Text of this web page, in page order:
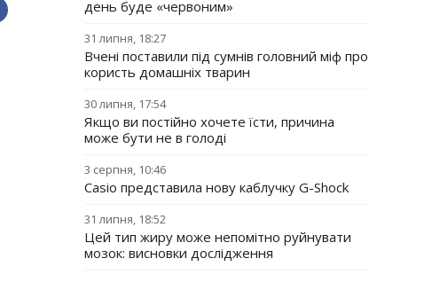
день буде «червоним»
31 липня, 18:27
Вчені поставили під сумнів головний міф про
користь домашніх тварин
30 липня, 17:54
Якщо ви постійно хочете їсти, причина
може бути не в голоді
3 серпня, 10:46
Casio представила нову каблучку G-Shock
31 липня, 18:52
Цей тип жиру може непомітно руйнувати
мозок: висновки дослідження